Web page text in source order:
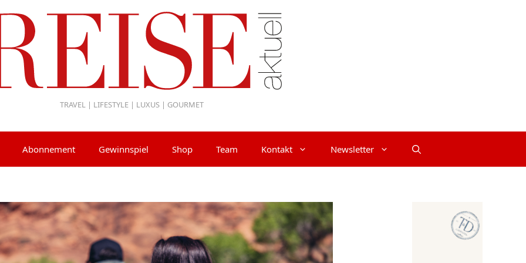
TRAVEL | LIFESTYLE | LUXUS | GOURMET
Abonnement Gewinnspiel Shop Team Kontakt Newsletter